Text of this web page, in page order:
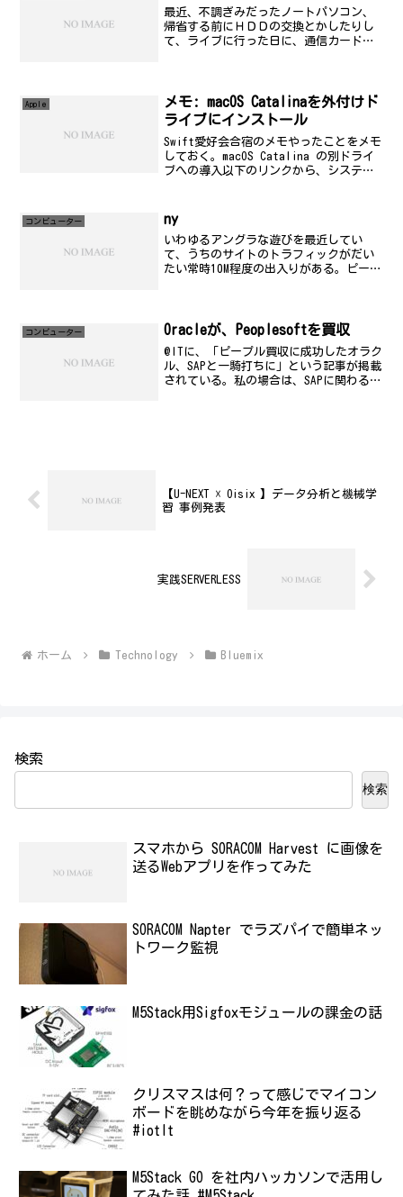
最近、不調ぎみだったノートパソコン、
帰省する前にＨＤＤの交換とかしたりし
て、ライブに行った日に、通信カードも
の壁紙だったんだけど、Ｚ...
Apple
メモ: macOS Catalinaを外付けド
ライブにインストール
Swift愛好会合宿のメモやったことをメモ
しておく。macOS Catalina の別ドライ
ブへの導入以下のリンクから、システム
Catalinaのインストール用U...
コンビューター ny
いわゆるアングラな遊びを最近してい
て、うちのサイトのトラフィックがだい
たい常時10M程度の出入りがある。ピーク
すが、集めて整理し...
コンビューター Oracleが、Peoplesoftを買収
@ITに、「ピープル買収に成功したオラク
ル、SAPと一騎打ちに」という記事が掲載
されている。私の場合は、SAPに関わる仕
【U-NEXT ☓ Oisix 】データ分析と機械学
習 事例発表
実践SERVERLESS
ホーム Technology Bluemix
検索
検索
スマホから SORACOM Harvest に画像を
送るWebアプリを作ってみた
SORACOM Napter でラズパイで簡単ネッ
トワーク監視
M5Stack用Sigfoxモジュールの課金の話
クリスマスは何？って感じでマイコン
ボードを眺めながら今年を振り返る
#iotlt
M5Stack GO を社内ハッカソンで活用し